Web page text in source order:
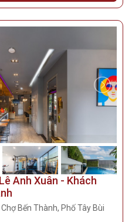
Anh Xuân - Khách
Bến Thành, Phố Tây Bùi